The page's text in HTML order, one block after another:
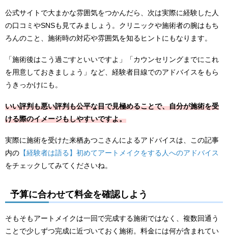
公式サイトで大まかな雰囲気をつかんだら、次は実際に経験した人
の口コミやSNSも見てみましょう。クリニックや施術者の腕はもち
ろんのこと、施術時の対応や雰囲気を知るヒントにもなります。
「施術後はこう過ごすといいですよ」「カウンセリングまでにこれ
を用意しておきましょう」など、経験者目線でのアドバイスをもら
うきっかけにも。
いい評判も悪い評判も公平な目で見極めることで、自分が施術を受
ける際のイメージもしやすいですよ。
実際に施術を受けた来栖あつこさんによるアドバイスは、この記事
内の 【経験者は語る】初めてアートメイクをする人へのアドバイス
をチェックしてみてくださいね。
予算に合わせて料金を確認しよう
そもそもアートメイクは一回で完成する施術ではなく、複数回通う
ことで少しずつ完成に近づいておく施術。料金には何が含まれてい